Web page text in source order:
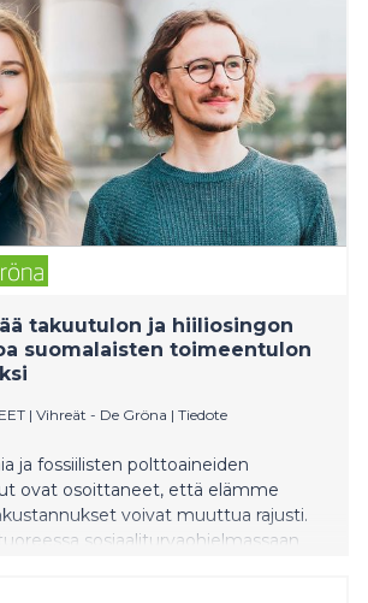
takuutulon ja hiiliosingon
suomalaisten toimeentulon
| Vihreät - De Gröna | Tiedote
ja fossiilisten polttoaineiden
ovat osoittaneet, että elämme
voivat muuttua rajusti.
sosiaaliturvaohjelmassaan
reagoinnin äkillisiinkin